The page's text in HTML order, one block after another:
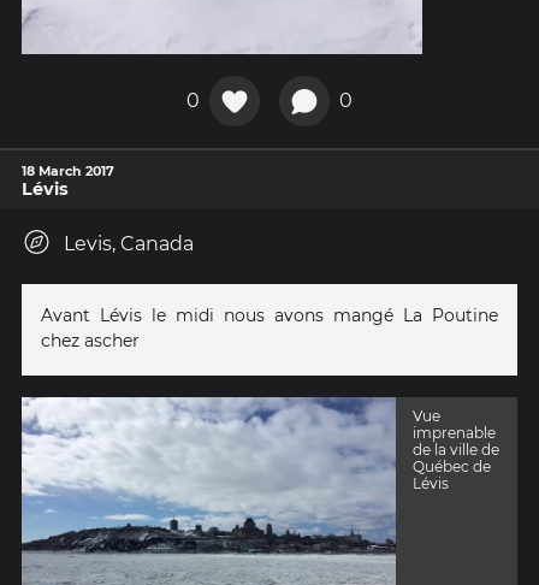
0 0
18 March 2017
Lévis
Levis, Canada
Avant Lévis le midi nous avons mangé La Poutine
chez ascher
Vue
imprenable
de la ville de
Québec de
Lévis